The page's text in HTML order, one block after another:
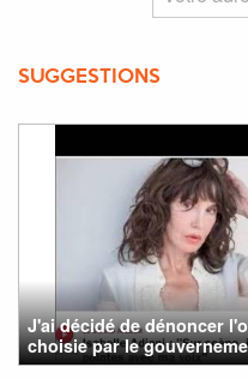
SUGGESTIONS
J'ai décidé de dénoncer
choisie par le